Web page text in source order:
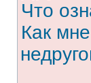
Что
Как